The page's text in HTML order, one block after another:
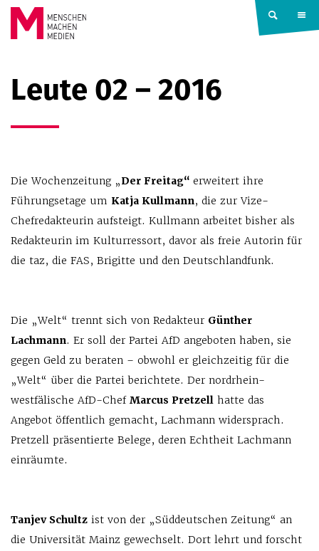
Springe zum Inhalt
MACHEN
MEDIEN
Leute 02 – 2016
Die Wochenzeitung „Der Freitag“ erweitert ihre
Führungsetage um Katja Kullmann, die zur Vize-
Chefredakteurin aufsteigt. Kullmann arbeitet bisher als
Redakteurin im Kulturressort, davor als freie Autorin für
die taz, die FAS, Brigitte und den Deutschlandfunk.
Die „Welt“ trennt sich von Redakteur Günther
Lachmann. Er soll der Partei AfD angeboten haben, sie
gegen Geld zu beraten – obwohl er gleichzeitig für die
„Welt“ über die Partei berichtete. Der nordrhein-
westfälische AfD-Chef Marcus Pretzell hatte das
Angebot öffentlich gemacht, Lachmann widersprach.
Pretzell präsentierte Belege, deren Echtheit Lachmann
einräumte.
Tanjev Schultz ist von der „Süddeutschen Zeitung“ an
die Universität Mainz gewechselt. Dort lehrt und forscht